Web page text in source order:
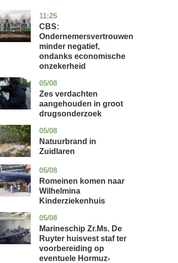
11:25
zuid-
holland
economie
CBS:
Ondernemersvertrouwen
minder negatief,
ondanks economische
onzekerheid
05/08
zuid-
holland
nieuws
Zes verdachten
aangehouden in groot
drugsonderzoek
05/08
drenthe
nieuws
Natuurbrand in
Zuidlaren
05/08
utrecht
nieuws
Romeinen komen naar
Wilhelmina
Kinderziekenhuis
05/08
zuid-
holland
nieuws
Marineschip Zr.Ms. De
Ruyter huisvest staf ter
voorbereiding op
eventuele Hormuz-